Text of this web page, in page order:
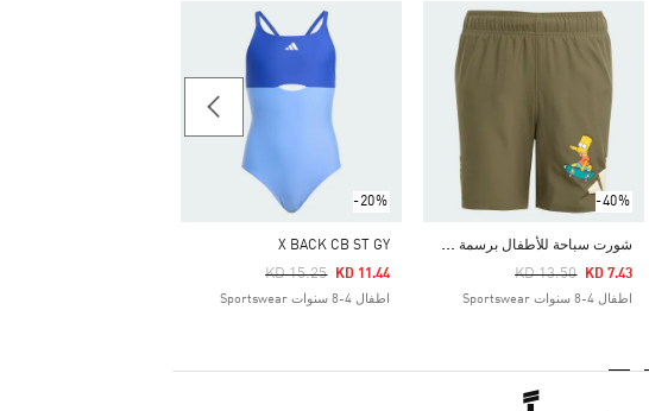
-40%
ش
ورت سباحة للأطفال برسمة عائلة THE SIMPSONS من أديداس
Price Reduced From
KD 13.50
To KD 7.43
اطفال 4-8 سنوات Sportswear
-20%
X BACK CB ST GY
Price Reduced From
KD 15.25
To KD 11.44
اطفال 4-8 سنوات Sportswear